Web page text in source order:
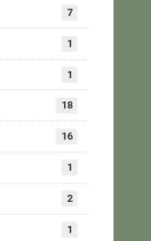
7
1
1
18
16
1
2
1